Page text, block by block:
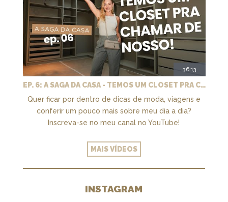
36:13
EP. 6: A SAGA DA CASA - TEMOS UM CLOSET PRA CHAMAR DE NOSSO + MARCENARIA E PAISAGISMO
Quer ficar por dentro de dicas de moda, viagens e
conferir um pouco mais sobre meu dia a dia?
Inscreva-se no meu canal no YouTube!
MAIS VÍDEOS
INSTAGRAM